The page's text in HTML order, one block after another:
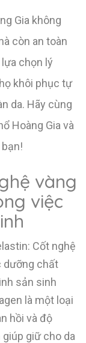
Gia không
còn an toàn
chọn lý
khôi phục tự
da. Hãy cùng
Hoàng Gia và
vàng
việc
Cốt nghệ
dưỡng chất
sản sinh
là một loại
hồi và độ
giữ cho da